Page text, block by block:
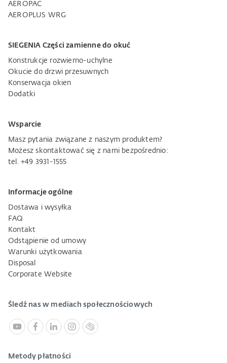
AEROPAC
AEROPLUS WRG
SIEGENIA Części zamienne do okuć
Konstrukcje rozwierno-uchylne
Okucie do drzwi przesuwnych
Konserwacja okien
Dodatki
Wsparcie
Masz pytania związane z naszym produktem?
Możesz skontaktować się z nami bezpośrednio:
tel. +49 3931-1555
Informacje ogólne
Dostawa i wysyłka
FAQ
Kontakt
Odstąpienie od umowy
Warunki użytkowania
Disposal
Corporate Website
Śledź nas w mediach społecznościowych
Metody płatności